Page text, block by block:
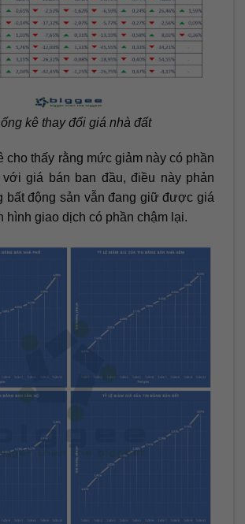
kê thay đổi giá nhà đất
cho thấy rằng mức giảm này có phần
với giá bán ban đầu, điều này phản
bất động sản vẫn đang giữ được giá
hình giao dịch có phần chậm lại.